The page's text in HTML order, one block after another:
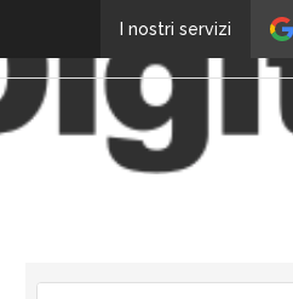
I nostri servizi